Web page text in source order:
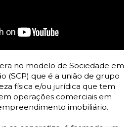
no modelo de Sociedade em
(SCP) que é a união de grupo
física e/ou jurídica que tem
operações comerciais em
imobiliário.